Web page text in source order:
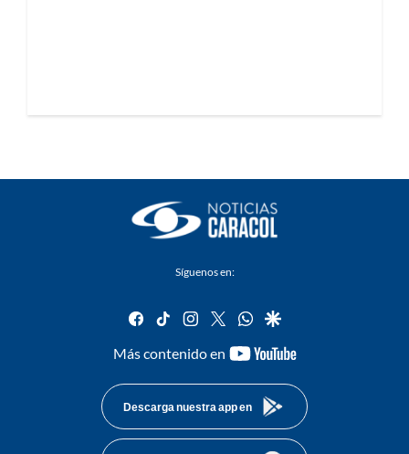
Síguenos en:
facebook
tiktok instagram
twitterwhatsapp
google
Más contenido en
youtube-
Descarga nuestra app en